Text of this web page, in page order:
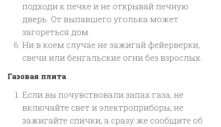
подходи к печке и не открывай печную
дверь. От выпавшего уголька может
загореться дом.
Ни в коем случае не зажигай фейерверки,
свечи или бенгальские огни без взрослых.
Газовая плита
Если вы почувствовали запах газа, не
включайте свет и электроприборы, не
зажигайте спички, а сразу же сообщите об